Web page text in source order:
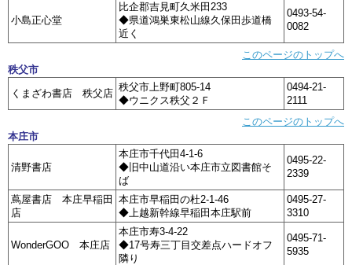
小島正心堂
比企郡吉見町久米田233
◆県道鴻巣東松山線久保田歩道橋
近く
0493-54-
0082
このページのトップへ
秩父市
くまざわ書店 秩父店
秩父市上野町805-14
◆ウニクス秩父２Ｆ
0494-21-
2111
このページのトップへ
本庄市
清野書店
本庄市千代田4-1-6
◆旧中山道沿い本庄市立図書館そ
ば
0495-22-
2339
蔦屋書店 本庄早稲田
店
本庄市早稲田の杜2-1-46
◆上越新幹線早稲田本庄駅前
0495-27-
3310
WonderGOO 本庄店
本庄市寿3-4-22
◆17号寿三丁目交差点ハードオフ
隣り
0495-71-
5935